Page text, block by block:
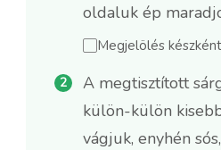
oldaluk ép
Megjelölés készként
A megtisztított
külön-külön
vágjuk, enyhén